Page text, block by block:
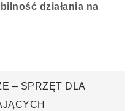
działania na
– SPRZĘT DLA